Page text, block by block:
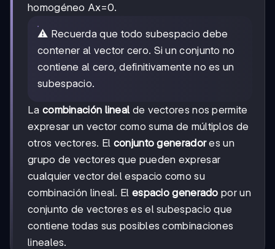
homogéneo Ax=0.
⚠️ Recuerda que todo subespacio debe
contener al vector cero. Si un conjunto no
contiene al cero, definitivamente no es un
subespacio.
La combinación lineal de vectores nos permite
expresar un vector como suma de múltiplos de
otros vectores. El conjunto generadores un
grupo de vectores que pueden expresar
cualquier vector del espacio como su
combinación lineal. El espacio generado por un
conjunto de vectores es el subespacio que
contiene todas sus posibles combinaciones
lineales.